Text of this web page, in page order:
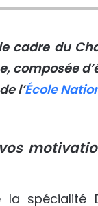
cadre du
composée
l’École
spécialité